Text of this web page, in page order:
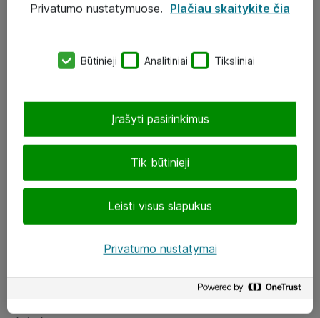
eShop@atea.lt
LinkedIn
Privatumo nustatymuose. Plačiau skaitykite čia
Būtinieji Analitiniai Tiksliniai
Tik būtinieji
Leisti visus slapukus
Įrašyti pasirinkimus
Privatumo nustatymai